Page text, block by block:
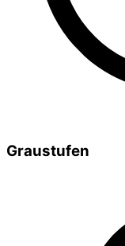
Graustufen